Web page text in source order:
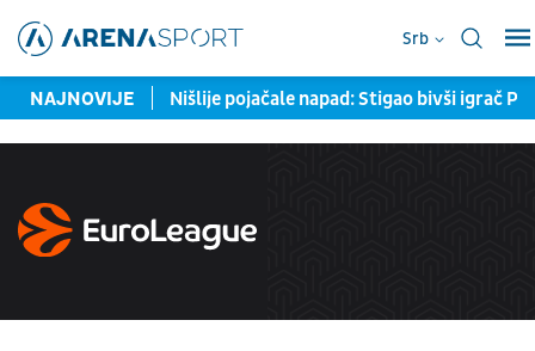
Srb
NAJNOVIJE
školi i ne baš Nišlije pojačale napad: Stigao bivši igrač